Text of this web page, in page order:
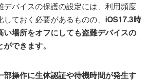
デバイスの保護の設定には、利用頻度
ておく必要があるものの、 iOS17.3時
い場所をオフにしても盗難デバイスの
できます。
部操作に生体認証や待機時間が発生す